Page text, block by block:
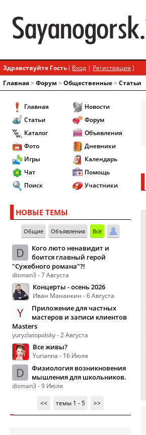
Здравствуйте Гость( Вход | Регистрация )
Главная> Форум> Общественные> Статьи
Главная
Статьи
Каталог
Фото
Игры
Чат
Поиск
Новости
Форум
Объявления
Дневники
Календарь
Помощь
Участники
НОВЫЕ ТЕМЫ
Общие Объявления Всё
D
Кого люто ненавидит и
боится главный герой
"Сужебного романа"?!
disman3 - 7 Августа
Концерты - осень 2026
Иван Мананкин - 6 Августа
Y
Приложение для частных
мастеров и записи клиентов
Masters
yuryzlatopolsky - 2 Августа
Все живы?
Yurianna - 16 Июля
D
Физиология возникновения
мышления для школьников.
disman3 - 9 Июля
<<
темы 1 - 5 >>